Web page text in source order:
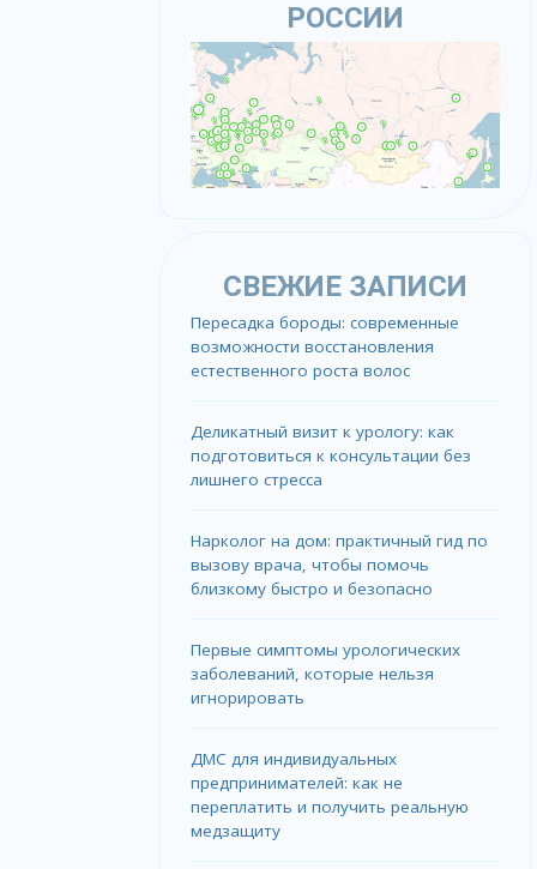
РОССИИ
СВЕЖИЕ ЗАПИСИ
Пересадка бороды: современные
возможности восстановления
естественного роста волос
Деликатный визит к урологу: как
подготовиться к консультации без
лишнего стресса
Нарколог на дом: практичный гид по
вызову врача, чтобы помочь
близкому быстро и безопасно
Первые симптомы урологических
заболеваний, которые нельзя
игнорировать
ДМС для индивидуальных
предпринимателей: как не
переплатить и получить реальную
медзащиту